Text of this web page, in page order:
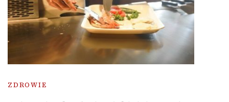
ZDROWIE